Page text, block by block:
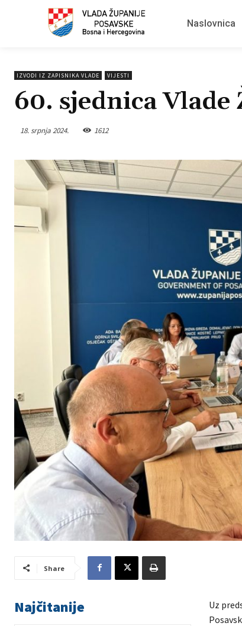
Naslovnica
IZVODI IZ ZAPISNIKA VLADE VIJESTI
60. sjednica Vlade
18. srpnja 2024. 1612
Share
Najčitanije
Uz